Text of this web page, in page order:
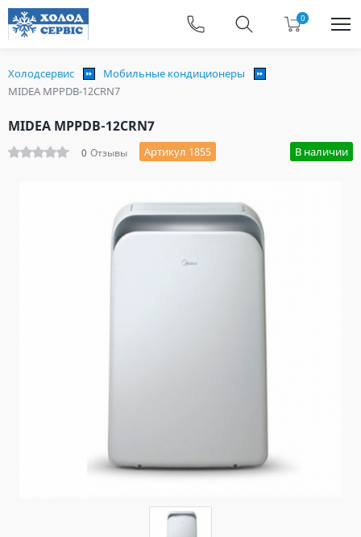
0
Холодсервис
Мобильные кондиционеры
MIDEA MPPDB-12CRN7
MIDEA MPPDB-12CRN7
0 Отзывы Артикул 1855 В наличии